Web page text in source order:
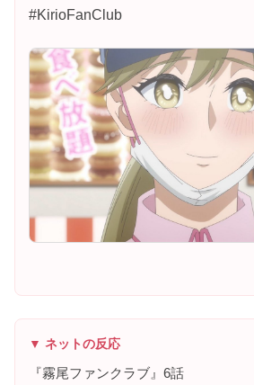
#KirioFanClub
▼ ネットの反応
『霧尾ファンクラブ』6話